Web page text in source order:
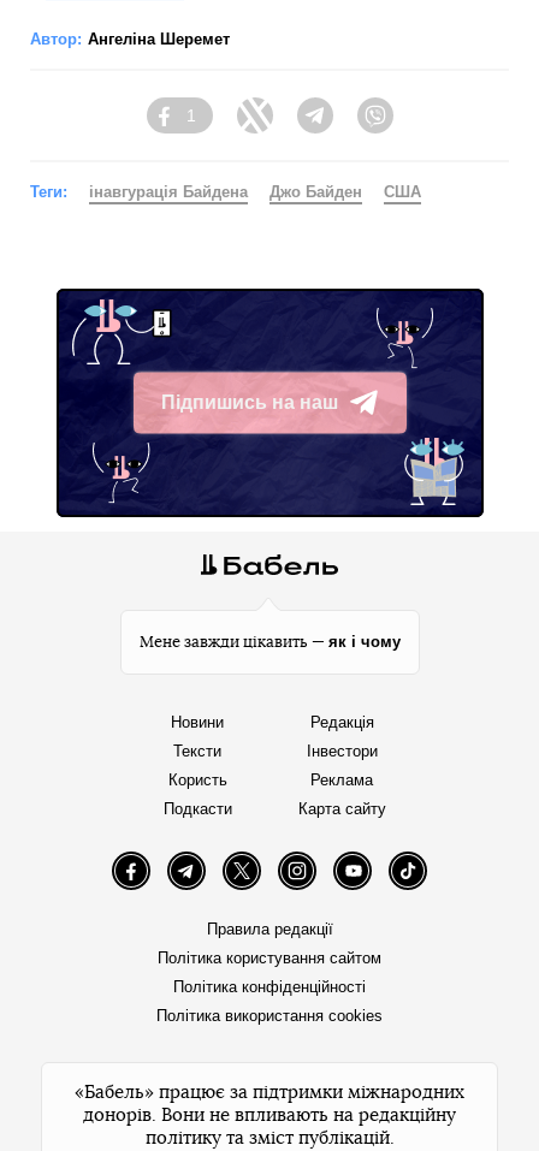
Автор: Ангеліна Шеремет
Facebook
1
Twitter Telegram
Теги: інавгурація Байдена Джо Байден США
Підпишись на наш
Telegram
Мене завжди цікавить — як і чому
Новини
Тексти
Користь
Подкасти
Редакція
Інвестори
Реклама
Карта сайту
FacebookTelegramTwitter InstagramYouTube TikTok
Правила редакції
Політика користування сайтом
Політика конфіденційності
Політика використання cookies
«Бабель» працює за підтримки міжнародних
донорів. Вони не впливають на редакційну
політику та зміст публікацій.